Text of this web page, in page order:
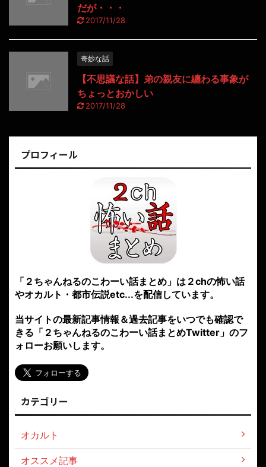
だが・・・
2017/11/28
奇妙な話
【不思議な話】弟の親友に纏わる事象が
ちょっとおかしい
2017/11/28
プロフィール
「２ちゃんねるのこわーい話まとめ」は２chの怖い話
やオカルト・都市伝説etc...を配信しています。
当サイトの最新記事情報＆過去記事をいつでも確認で
きる「２ちゃんねるのこわーい話まとめTwitter」のフ
ォローお願いします。
カテゴリー
オカルト
オススメ記事